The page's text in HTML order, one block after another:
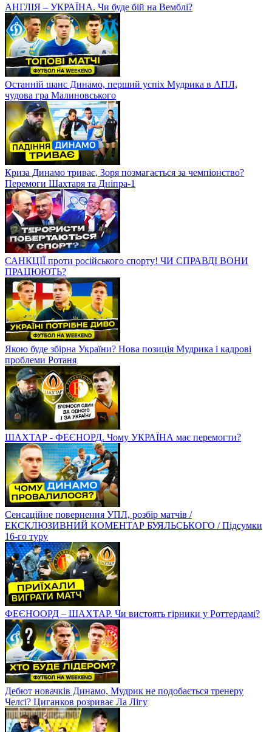
АНГЛІЯ – УКРАЇНА. Чи буде бій на Вемблі?
Останній шанс Динамо, перший успіх Мудрика в АПЛ,
чудова гра Малиновського
Криза Динамо триває, Зоря позмагається за чемпіонство?
Перемоги Шахтаря та Дніпра-1
САНКЦІЇ проти російського спорту! ЧИ СПРАВДІ ВОНИ
ПРАЦЮЮТЬ?
Якою буде збірна України? Нова позиція Мудрика і кадрові
проблеми Ротаня
ШАХТАР - ФЕЄНОРД. Чому УКРАЇНА має перемогти?
Сенсаційне повернення УПЛ, розбір матчів /
ЕКСКЛЮЗИВНИЙ КОМЕНТАР БУЯЛЬСЬКОГО / Підсумки
16-го туру
ФЕЄНООРД – ШАХТАР. Чи вистоять гірники у Роттердамі?
Дебют новачків Динамо, Мудрик не подобається тренеру
Челсі? Циганков розриває Ла Лігу